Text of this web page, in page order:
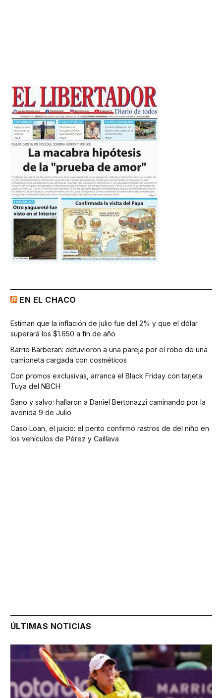
EN EL CHACO
Estiman que la inflación de julio fue del 2% y que el dólar
superará los $1.650 a fin de año
Barrio Barberan: detuvieron a una pareja por el robo de una
camioneta cargada con cosméticos
Con promos exclusivas, arranca el Black Friday con tarjeta
Tuya del NBCH
Sano y salvo: hallaron a Daniel Bertonazzi caminando por la
avenida 9 de Julio
Caso Loan, el juicio: el perito confirmó rastros de del niño en
los vehículos de Pérez y Caillava
ÚLTIMAS NOTICIAS